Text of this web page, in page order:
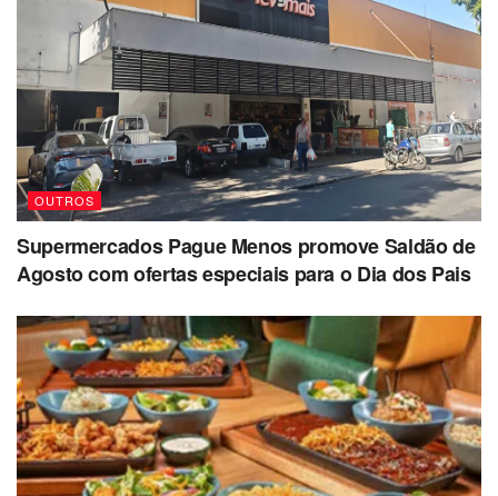
OUTROS
Supermercados Pague Menos promove Saldão de
Agosto com ofertas especiais para o Dia dos Pais